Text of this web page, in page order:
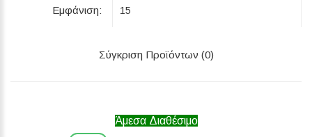
Εμφάνιση:
Σύγκριση Προϊόντων (0)
Άμεσα Διαθέσιμο